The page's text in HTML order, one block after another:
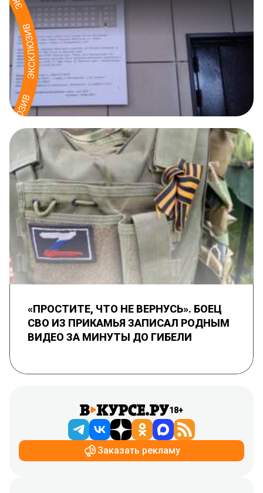
«ПРОСТИТЕ, ЧТО НЕ ВЕРНУСЬ». БОЕЦ
СВО ИЗ ПРИКАМЬЯ ЗАПИСАЛ РОДНЫМ
ВИДЕО ЗА МИНУТЫ ДО ГИБЕЛИ
18+
Заказать рекламу